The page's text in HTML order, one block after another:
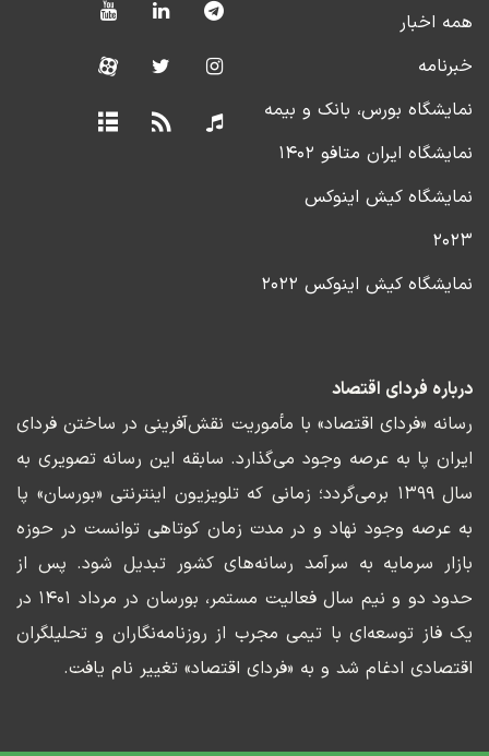
همه اخبار
خبرنامه
نمایشگاه بورس، بانک و بیمه
نمایشگاه ایران متافو ۱۴۰۲
نمایشگاه کیش اینوکس
۲۰۲۳
نمایشگاه کیش اینوکس ۲۰۲۲
درباره فردای اقتصاد
رسانه «فردای اقتصاد» با مأموریت نقش‌آفرینی در ساختن فردای
ایران پا به عرصه وجود می‌گذارد. سابقه این رسانه تصویری به
سال ۱۳۹۹ برمی‌گردد؛ زمانی که تلویزیون اینترنتی «بورسان» پا
به عرصه وجود نهاد و در مدت زمان کوتاهی توانست در حوزه
بازار سرمایه به سرآمد رسانه‌های کشور تبدیل شود. پس از
حدود دو و نیم سال فعالیت مستمر، بورسان در مرداد ۱۴۰۱ در
یک فاز توسعه‌ای با تیمی مجرب از روزنامه‌نگاران و تحلیلگران
اقتصادی ادغام شد و به «فردای اقتصاد» تغییر نام یافت.